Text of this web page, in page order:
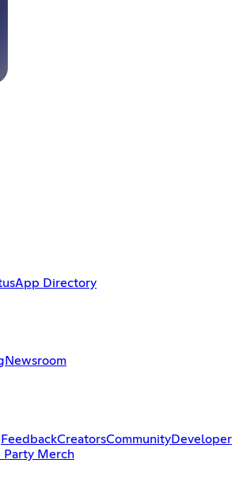
App Directory
Newsroom
FeedbackCreatorsCommunityDeveloper
Merch